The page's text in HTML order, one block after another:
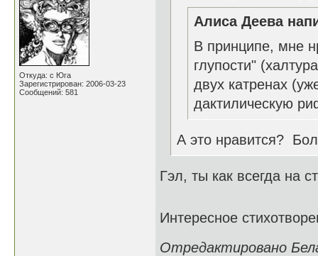
Откуда: с Юга
Зарегистрирован: 2006-03-23
Сообщений: 581
Алиса Деева
В принципе, мне
глупости"
двух катренах
дактилическую
А это нравится?
Гэл, ты как всегда на
Интересное
Отредактировано